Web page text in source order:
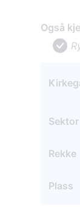
Også
Sektor
Rekke
Plass